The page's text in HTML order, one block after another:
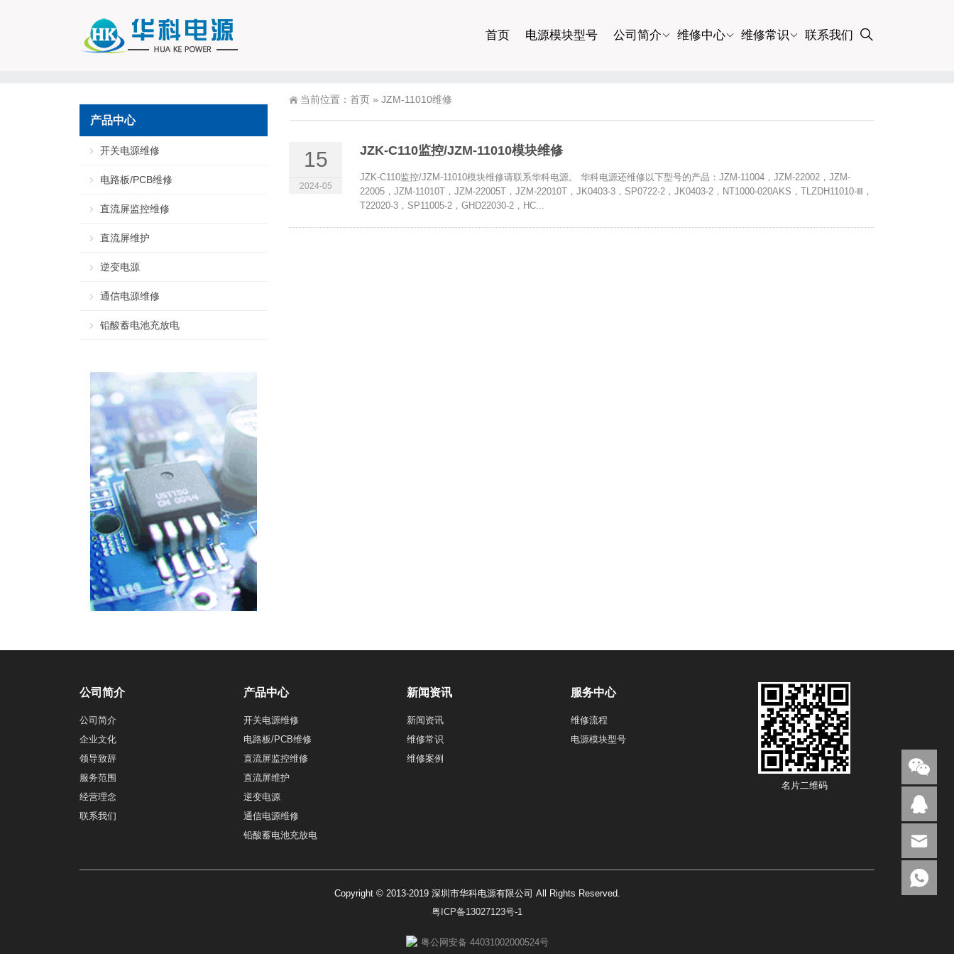
首页 电源模块型号 公司简介 维修中心 维修常识 联系我们
当前位置： 首页 » JZM-11010维修
15
2024-05
JZK-C110监控/JZM-11010模块维修
JZK-C110监控/JZM-11010模块维修请联系华科电源。 华科电源还维修以下型号的产品：JZM-11004，JZM-22002，JZM-
22005，JZM-11010T，JZM-22005T，JZM-22010T，JK0403-3，SP0722-2，JK0403-2，NT1000-020AKS，TLZDH11010-Ⅲ，
T22020-3，SP11005-2，GHD22030-2，HC...
产品中心
开关电源维修
电路板/PCB维修
直流屏监控维修
直流屏维护
逆变电源
通信电源维修
铅酸蓄电池充放电
公司简介
公司简介
企业文化
领导致辞
服务范围
经营理念
联系我们
产品中心
开关电源维修
电路板/PCB维修
直流屏监控维修
直流屏维护
逆变电源
通信电源维修
铅酸蓄电池充放电
新闻资讯
新闻资讯
维修常识
维修案例
服务中心
维修流程
电源模块型号
名片二维码
Copyright © 2013-2019 深圳市华科电源有限公司 All Rights Reserved.
粤ICP备13027123号-1
粤公网安备 44031002000524号